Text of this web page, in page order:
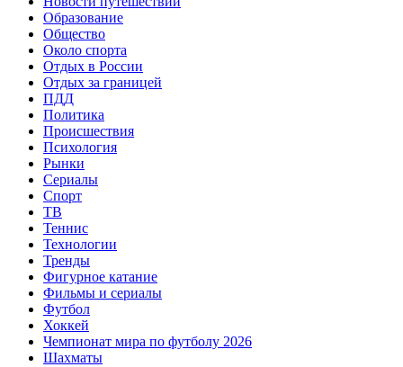
Образование
Общество
Около спорта
Отдых в России
Отдых за границей
ПДД
Политика
Происшествия
Психология
Рынки
Сериалы
Спорт
ТВ
Теннис
Технологии
Тренды
Фигурное катание
Фильмы и сериалы
Футбол
Хоккей
Чемпионат мира по футболу 2026
Шахматы